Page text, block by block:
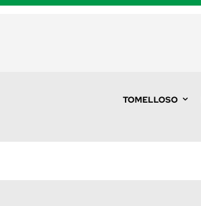
TOMELLOSO